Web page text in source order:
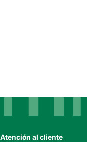
Atención al cliente